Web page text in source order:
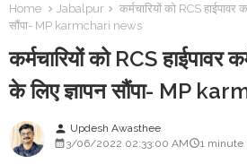
Home Jabalpur
कर्मचारियों को RCS
सौंपा- MP karmchari news
कर्मचारियों को RCS
के लिए ज्ञापन सौंपा- MP
person Updesh Awasthee
3/06/2022 02:33:00 AM
1 minute